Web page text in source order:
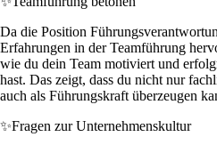
Da die Position
Erfahrungen in der Teamführung
wie du dein Team motiviert und
hast. Das zeigt, dass du nicht nur
auch als Führungskraft überzeugen
✨Fragen zur Unternehmenskultur